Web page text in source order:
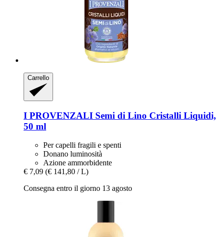
Carrello
I PROVENZALI Semi di Lino Cristalli Liquidi,
50 ml
Per capelli fragili e spenti
Donano luminosità
Azione ammorbidente
€ 7,09 (€ 141,80 / L)
Consegna entro il giorno 13 agosto